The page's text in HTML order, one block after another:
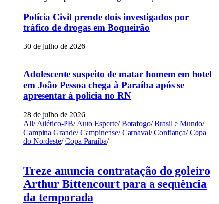
Polícia Civil prende dois investigados por
tráfico de drogas em Boqueirão
30 de julho de 2026
Adolescente suspeito de matar homem em hotel
em João Pessoa chega à Paraíba após se
apresentar à polícia no RN
28 de julho de 2026
All/ Atlético-PB/ Auto Esporte/ Botafogo/ Brasil e Mundo/
Campina Grande/ Campinense/ Carnaval/ Confiança/ Copa
do Nordeste/ Copa Paraíba/
Treze anuncia contratação do goleiro
Arthur Bittencourt para a sequência
da temporada